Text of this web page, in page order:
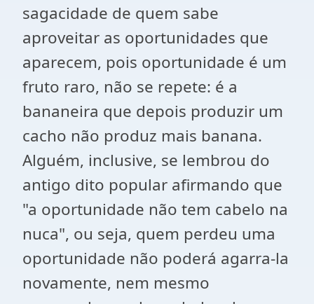
sagacidade de quem sabe
aproveitar as oportunidades que
aparecem, pois oportunidade é um
fruto raro, não se repete: é a
bananeira que depois produzir um
cacho não produz mais banana.
Alguém, inclusive, se lembrou do
antigo dito popular afirmando que
"a oportunidade não tem cabelo na
nuca", ou seja, quem perdeu uma
oportunidade não poderá agarra-la
novamente, nem mesmo